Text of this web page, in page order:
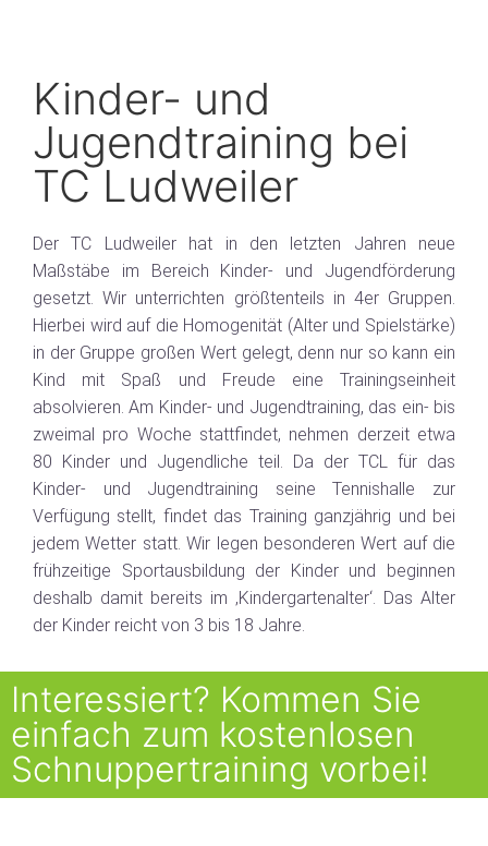
Kinder- und
Jugendtraining bei
TC Ludweiler
Der TC Ludweiler hat in den letzten Jahren neue
Maßstäbe im Bereich Kinder- und Jugendförderung
gesetzt. Wir unterrichten größtenteils in 4er Gruppen.
Hierbei wird auf die Homogenität (Alter und Spielstärke)
in der Gruppe großen Wert gelegt, denn nur so kann ein
Kind mit Spaß und Freude eine Trainingseinheit
absolvieren. Am Kinder- und Jugendtraining, das ein- bis
zweimal pro Woche stattfindet, nehmen derzeit etwa
80 Kinder und Jugendliche teil. Da der TCL für das
Kinder- und Jugendtraining seine Tennishalle zur
Verfügung stellt, findet das Training ganzjährig und bei
jedem Wetter statt. Wir legen besonderen Wert auf die
frühzeitige Sportausbildung der Kinder und beginnen
deshalb damit bereits im ‚Kindergartenalter‘. Das Alter
der Kinder reicht von 3 bis 18 Jahre.
Interessiert? Kommen Sie
einfach zum kostenlosen
Schnuppertraining vorbei!